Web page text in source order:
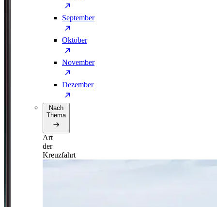
September
Oktober
November
Dezember
Nach
Thema
Art
der
Kreuzfahrt